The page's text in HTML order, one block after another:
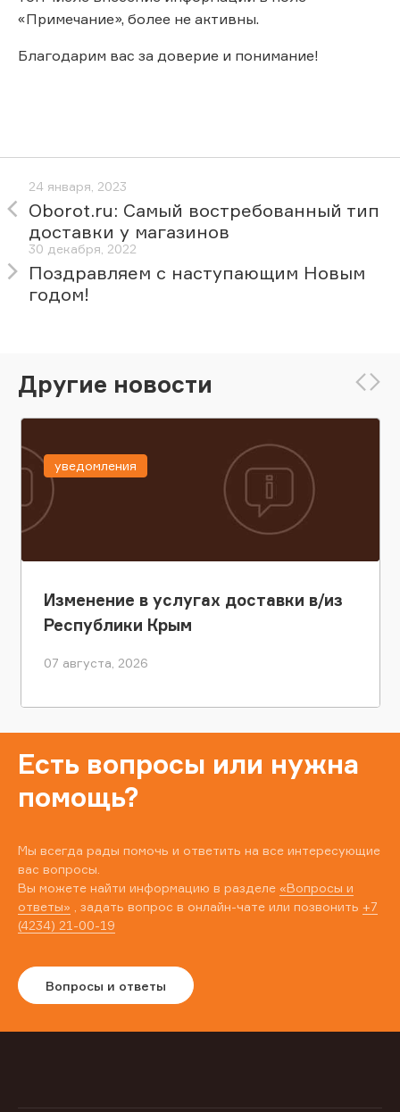
«Примечание», более не активны.
Благодарим вас за доверие и понимание!
24 января, 2023
Oborot.ru: Самый востребованный тип
доставки у магазинов
30 декабря, 2022
Поздравляем с наступающим Новым
годом!
Другие новости
Изменение в услугах доставки в/из
Республики Крым
07 августа, 2026
уведомления
Есть вопросы или нужна
помощь?
Мы всегда рады помочь и ответить на все интересующие
вас вопросы.
Вы можете найти информацию в разделе «Вопросы и
ответы» , задать вопрос в онлайн-чате или позвонить +7
(4234) 21-00-19
Вопросы и ответы